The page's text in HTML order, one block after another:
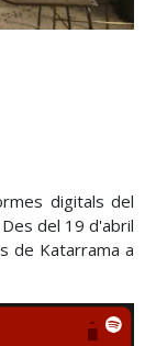
digitals del
del 19 d'abril
de Katarrama a